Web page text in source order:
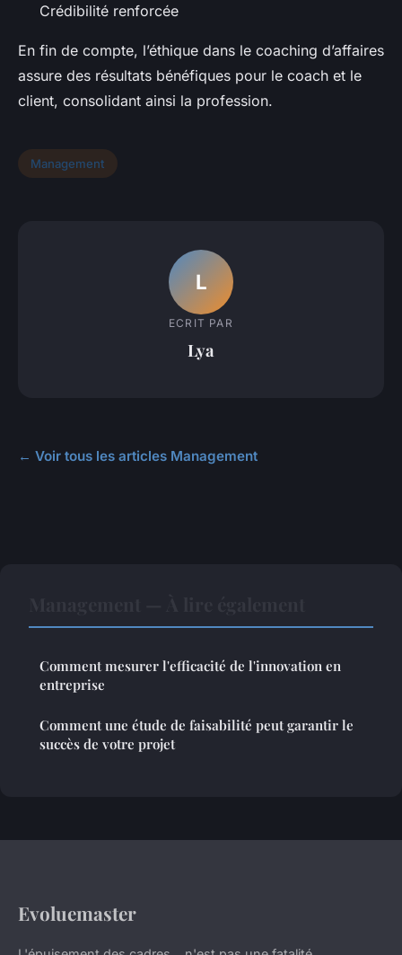
Crédibilité renforcée
En fin de compte, l’éthique dans le coaching d’affaires
assure des résultats bénéfiques pour le coach et le
client, consolidant ainsi la profession.
Management
L
ECRIT PAR
Lya
← Voir tous les articles Management
Comment mesurer l'efficacité de l'innovation en
entreprise
Comment une étude de faisabilité peut garantir le
succès de votre projet
Evoluemaster